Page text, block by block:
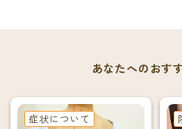
あなたへのおす
症状について